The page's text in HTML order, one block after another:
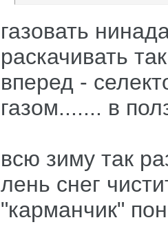
газовать
раскачивать
вперед -
газом....... в
всю зиму так
лень снег
"карманчик"